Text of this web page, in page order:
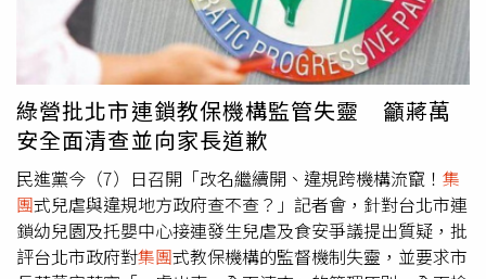
線，走訪開漳聖王靈惠廟了解軒社及廟宇文化，旅人可體驗
北管樂器演奏。（圖／老爺酒店提供）像是，礁溪老爺酒店
推出「北管爭鳴與百年信仰」路線，旅客可前往復蘭社認識
北管樂器並親手演奏，接著參訪胡琴工坊，了解木材如何經
由職人雕琢，轉化為獨特聲音，將原本較難接觸的在地生
活，轉譯為具有朝聖意義的深度旅程。行程包含一泊二食及
專人導覽，每晚11,900元起。此外，業者也規劃10月「遶
境特別場」，帶領旅客參與宜蘭代表性民俗活動「蘭陽媽祖
文化節」，走入遶境隊伍，近距離觀察陣頭、神將與北管樂
隊的演出。 另外，位於台北精華地段的老爺會館，則推出
綠營批北市連鎖教保機構監管失靈 籲蔣萬
安全面清查並向家長道歉
民進黨今（7）日召開「改名繼續開、違規跨機構流竄！ 集
團式兒虐與違規地方政府查不查？」記者會，針對台北市連
鎖幼兒園及托嬰中心接連發生兒虐及食安爭議提出質疑，批
評台北市政府對集團式教保機構的監督機制失靈，並要求市